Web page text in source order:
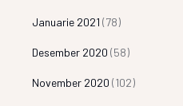
Januarie 2021 (78)
Desember 2020 (58)
November 2020 (102)